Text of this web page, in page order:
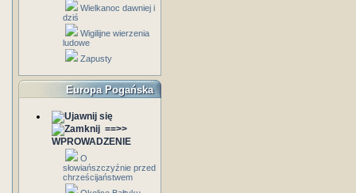
Wielkanoc dawniej i
dziś
Wigilijne wierzenia
ludowe
Zapusty
Europa Pogańska
==>>
WPROWADZENIE
O
słowiańszczyźnie przed
chrześcijaństwem